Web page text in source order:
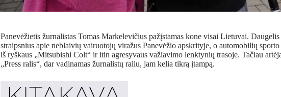
Panevėžietis žurnalistas Tomas Markelevičius pažįstamas kone visai Lietuvai.
straipsnius apie neblaivių vairuotojų viražus Panevėžio apskrityje, o automobilių
iš ryškaus „Mitsubishi Colt“ ir itin agresyvaus važiavimo lenktynių trasoje. Tačiau
„Press ralis“, dar vadinamas žurnalistų raliu, jam kelia tikrą įtampą.